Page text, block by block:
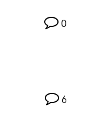
0
6